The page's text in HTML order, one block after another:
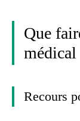
Que
médical
Recours